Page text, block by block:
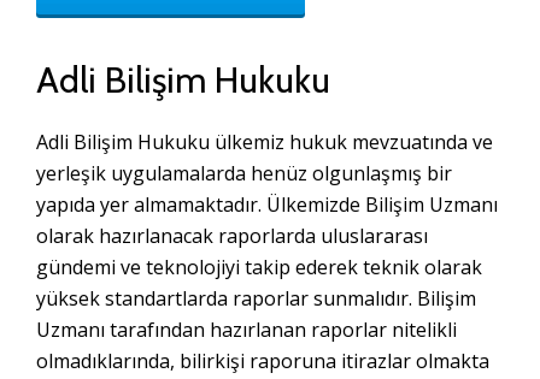
Adli Bilişim Hukuku
Adli Bilişim Hukuku ülkemiz hukuk mevzuatında ve
yerleşik uygulamalarda henüz olgunlaşmış bir
yapıda yer almamaktadır. Ülkemizde Bilişim Uzmanı
olarak hazırlanacak raporlarda uluslararası
gündemi ve teknolojiyi takip ederek teknik olarak
yüksek standartlarda raporlar sunmalıdır. Bilişim
Uzmanı tarafından hazırlanan raporlar nitelikli
olmadıklarında, bilirkişi raporuna itirazlar olmakta